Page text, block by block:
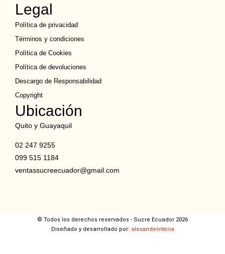
Legal
Política de privacidad
Términos y condiciones
Política de Cookies
Política de devoluciones
Descargo de Responsabilidad
Copyright
Ubicación
Quito y Guayaquil
02 247 9255
099 515 1184
ventassucreecuador@gmail.com
© Todos los derechos reservados - Sucre Ecuador 2026
Diseñado y desarrollado por: alexanderviteria